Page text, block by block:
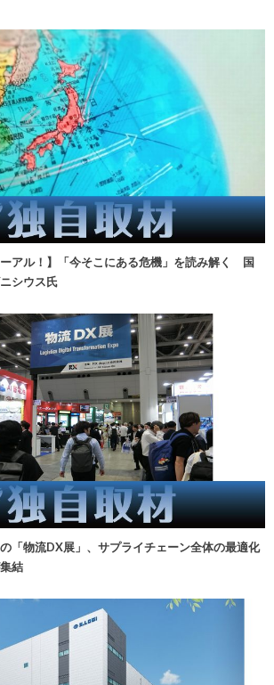
ーアル！】「今そこにある危機」を読み解く 国
シウス氏
の「物流DX展」、サプライチェーン全体の最適化
結